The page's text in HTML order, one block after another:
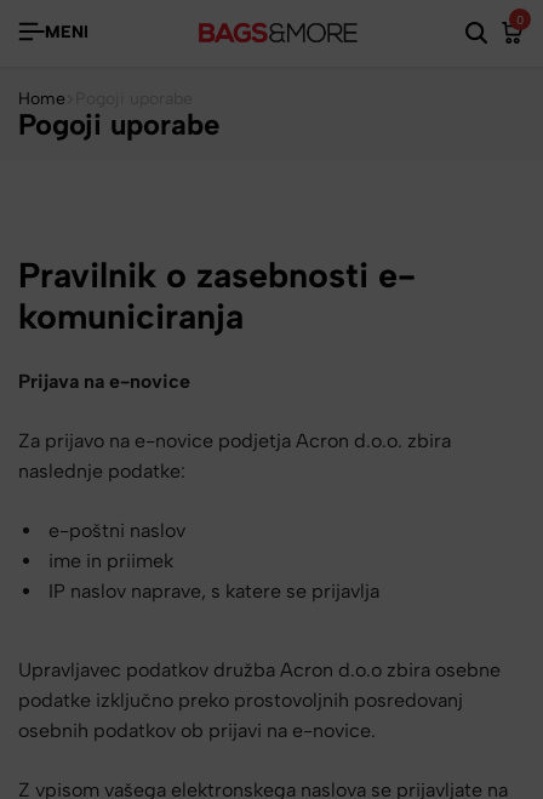
MENI
0
Pogoji uporabe
Home
Pravilnik o zasebnosti e-
komuniciranja
Prijava na e-novice
Za prijavo na e-novice podjetja Acron d.o.o. zbira
naslednje podatke:
e-poštni naslov
ime in priimek
IP naslov naprave, s katere se prijavlja
Upravljavec podatkov družba Acron d.o.o zbira osebne
podatke izključno preko prostovoljnih posredovanj
osebnih podatkov ob prijavi na e-novice.
Z vpisom vašega elektronskega naslova se prijavljate na